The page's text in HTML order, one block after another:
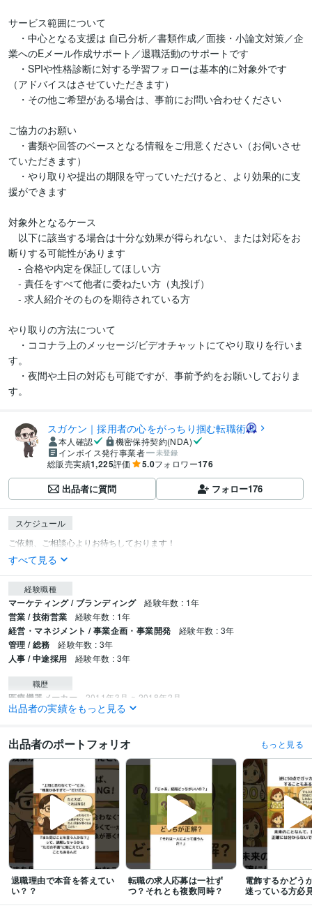
サービス範囲について
・中心となる支援は 自己分析／書類作成／面接・小論文対策／企
業へのEメール作成サポート／退職活動のサポートです
・SPIや性格診断に対する学習フォローは基本的に対象外です
（アドバイスはさせていただきます）
・その他ご希望がある場合は、事前にお問い合わせください
ご協力のお願い
・書類や回答のベースとなる情報をご用意ください（お伺いさせ
ていただきます）
・やり取りや提出の期限を守っていただけると、より効果的に支
援ができます
対象外となるケース
以下に該当する場合は十分な効果が得られない、または対応をお
断りする可能性があります
- 合格や内定を保証してほしい方
- 責任をすべて他者に委ねたい方（丸投げ）
- 求人紹介そのものを期待されている方
やり取りの方法について
・ココナラ上のメッセージ/ビデオチャットにてやり取りを行いま
す。
・夜間や土日の対応も可能ですが、事前予約をお願いしておりま
す。
スガケン｜採用者の心をがっちり掴む転職術
本人確認
機密保持契約(NDA)
インボイス発行事業者
未登録
総販売実績1,225評価 5.0フォロワー176
出品者に質問 フォロー176
スケジュール
すべて見る
経験職種
マーケティング / ブランディング 経験年数 : 1年
営業 / 技術営業 経験年数 : 1年
経営・マネジメント / 事業企画・事業開発 経験年数 : 3年
管理 / 総務 経験年数 : 3年
人事 / 中途採用 経験年数 : 3年
職歴
医療機器メーカー 2011年3月 ~ 2018年2月
工業系メーカー 2018年3月 ~ 2019年3月
個人事業主 2022年1月 ~ 現在
資格・検定
第三種電気主任技術者 取得年 : 2015年
放射線取扱主任者 取得年 : 2013年
ビジネス・クリエイティブツール
Excel:20年Google スプレッドシート:15年Google ドキュメント:15年
PowerPoint:20年Word:20年 一太郎:7年 freee:2年 SAP:2年
勘定奉行:2年
弥生会計:2年
Google Analytics:5年 SATORI:2年Wrike:3年
ChatGPT:2年Filmora:1年Canva:3年Vyond:3年Jw_cad:3年
出品者の実績をもっと見る
出品者のポートフォリオ もっと見る
退職理由で本音を答えてい
い？？
転職の求人応募は一社ず
つ？それとも複数同時？
電飾するかどう
迷っている方必